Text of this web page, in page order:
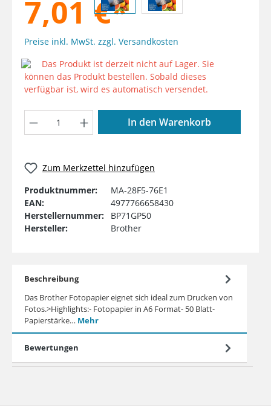
7,01 €*
Preise inkl. MwSt. zzgl. Versandkosten
Das Produkt ist derzeit nicht auf Lager. Sie
können das Produkt bestellen. Sobald dieses
verfügbar ist, wird es automatisch versendet.
Produkt Anzahl: Gib den
In den Warenkorb
Zum Merkzettel hinzufügen
Produktnummer:
MA-28F5-76E1
EAN:
4977766658430
Herstellernummer:
BP71GP50
Hersteller:
Brother
Beschreibung
Das Brother Fotopapier eignet sich ideal zum Drucken von
Fotos.>Highlights:- Fotopapier in A6 Format- 50 Blatt-
Papierstärke… Mehr
Bewertungen